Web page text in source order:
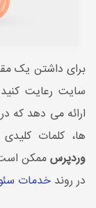
برای داشتن یک
سایت رعایت
ارائه می دهد که
ها، کلمات
وردپرسممکن است
در روند خدمات